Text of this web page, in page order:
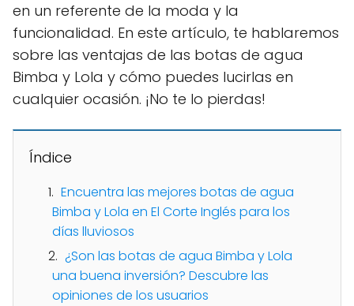
en un referente de la moda y la
funcionalidad. En este artículo, te hablaremos
sobre las ventajas de las botas de agua
Bimba y Lola y cómo puedes lucirlas en
cualquier ocasión. ¡No te lo pierdas!
Índice
Encuentra las mejores botas de agua
Bimba y Lola en El Corte Inglés para los
días lluviosos
¿Son las botas de agua Bimba y Lola
una buena inversión? Descubre las
opiniones de los usuarios